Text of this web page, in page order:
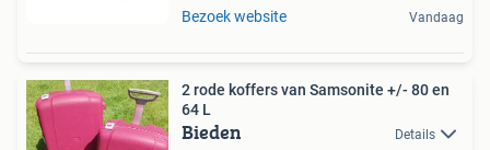
Bezoek website Vandaag
2 rode koffers van Samsonite +/- 80 en
64 L
Bieden Details